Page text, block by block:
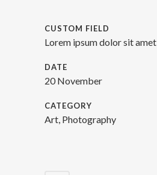
CUSTOM FIELD
Lorem ipsum dolor sit amet
DATE
20 November
CATEGORY
Art, Photography